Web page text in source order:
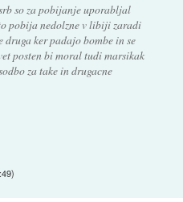
so za pobijanje uporabljal
pobija nedolzne v libiji zaradi
druga ker padajo bombe in se
posten bi moral tudi marsikak
za take in drugacne
)